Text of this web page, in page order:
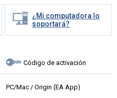
¿Mi computadora lo
soportará?
Código de activación
PC/Mac / Origin (EA App)